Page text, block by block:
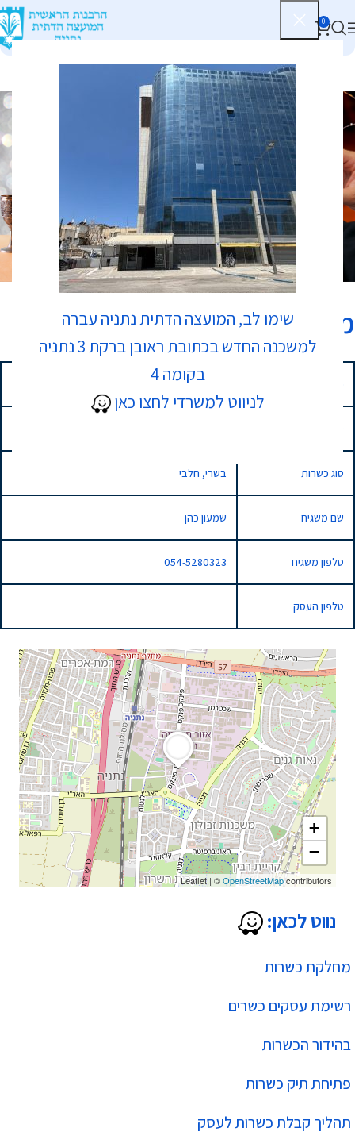
שימו לב, המועצה הדתית נתניה עברה
למשכנה החדש בכתובת ראובן ברקת 3 נתניה
בקומה 4
לניווט למשרדי לחצו כאן
0
כשרות
מחלקת כשרות
רשימת עסקים כשרים
בהידור הכשרות
פתיחת תיק כשרות
תהליך קבלת כשרות לעסק
+
−
Leaflet | ©OpenStreetMapcontributors
נווט לכאן:
מסביב לשעון / צורי
47 דוד פנקס, נתניה, Israel
סוג כשרות בשרי, חלבי
שם משגיח שמעון כהן
טלפון משגיח 054-5280323
טלפון העסק